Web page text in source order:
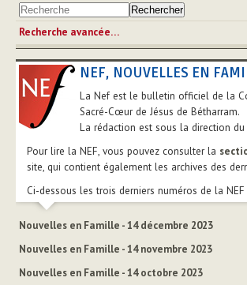
Recherche avancée…
NEF, NOUVELLES EN
La Nef est le bulletin officiel de la
Sacré-Cœur de Jésus de Bétharram.
La rédaction est sous la direction
Pour lire la NEF, vous pouvez consulter la
site, qui contient également les archives des
Ci-dessous les trois derniers numéros de la NEF
Nouvelles en Famille - 14 décembre 2023
Nouvelles en Famille - 14 novembre 2023
Nouvelles en Famille - 14 octobre 2023